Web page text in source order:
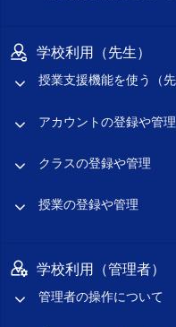
学校利用（先生）
授業支援機能を使う（先
アカウントの登録や管理
クラスの登録や管理
授業の登録や管理
学校利用（管理者）
管理者の操作について